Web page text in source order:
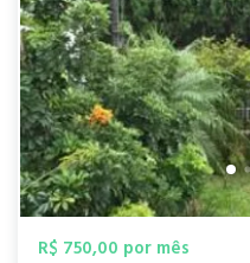
R$ 750,00 por mês